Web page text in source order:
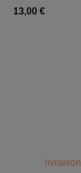
13,00 €